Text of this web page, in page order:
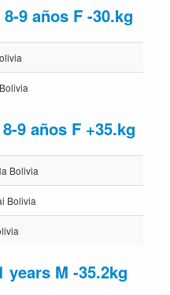
9 años F -30.kg
9 años F +35.kg
Bolivia
Bolivia
years M -35.2kg